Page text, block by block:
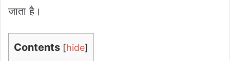
जाता है।
Contents [hide]